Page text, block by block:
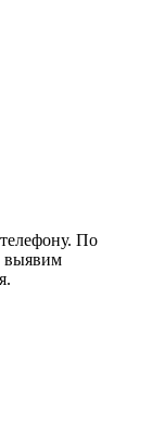
По
выявим